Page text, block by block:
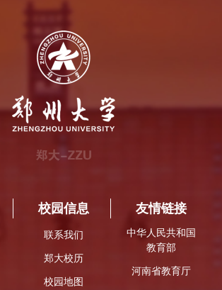
校园信息
联系我们
郑大校历
校园地图
友情链接
中华人民共和国
教育部
河南省教育厅